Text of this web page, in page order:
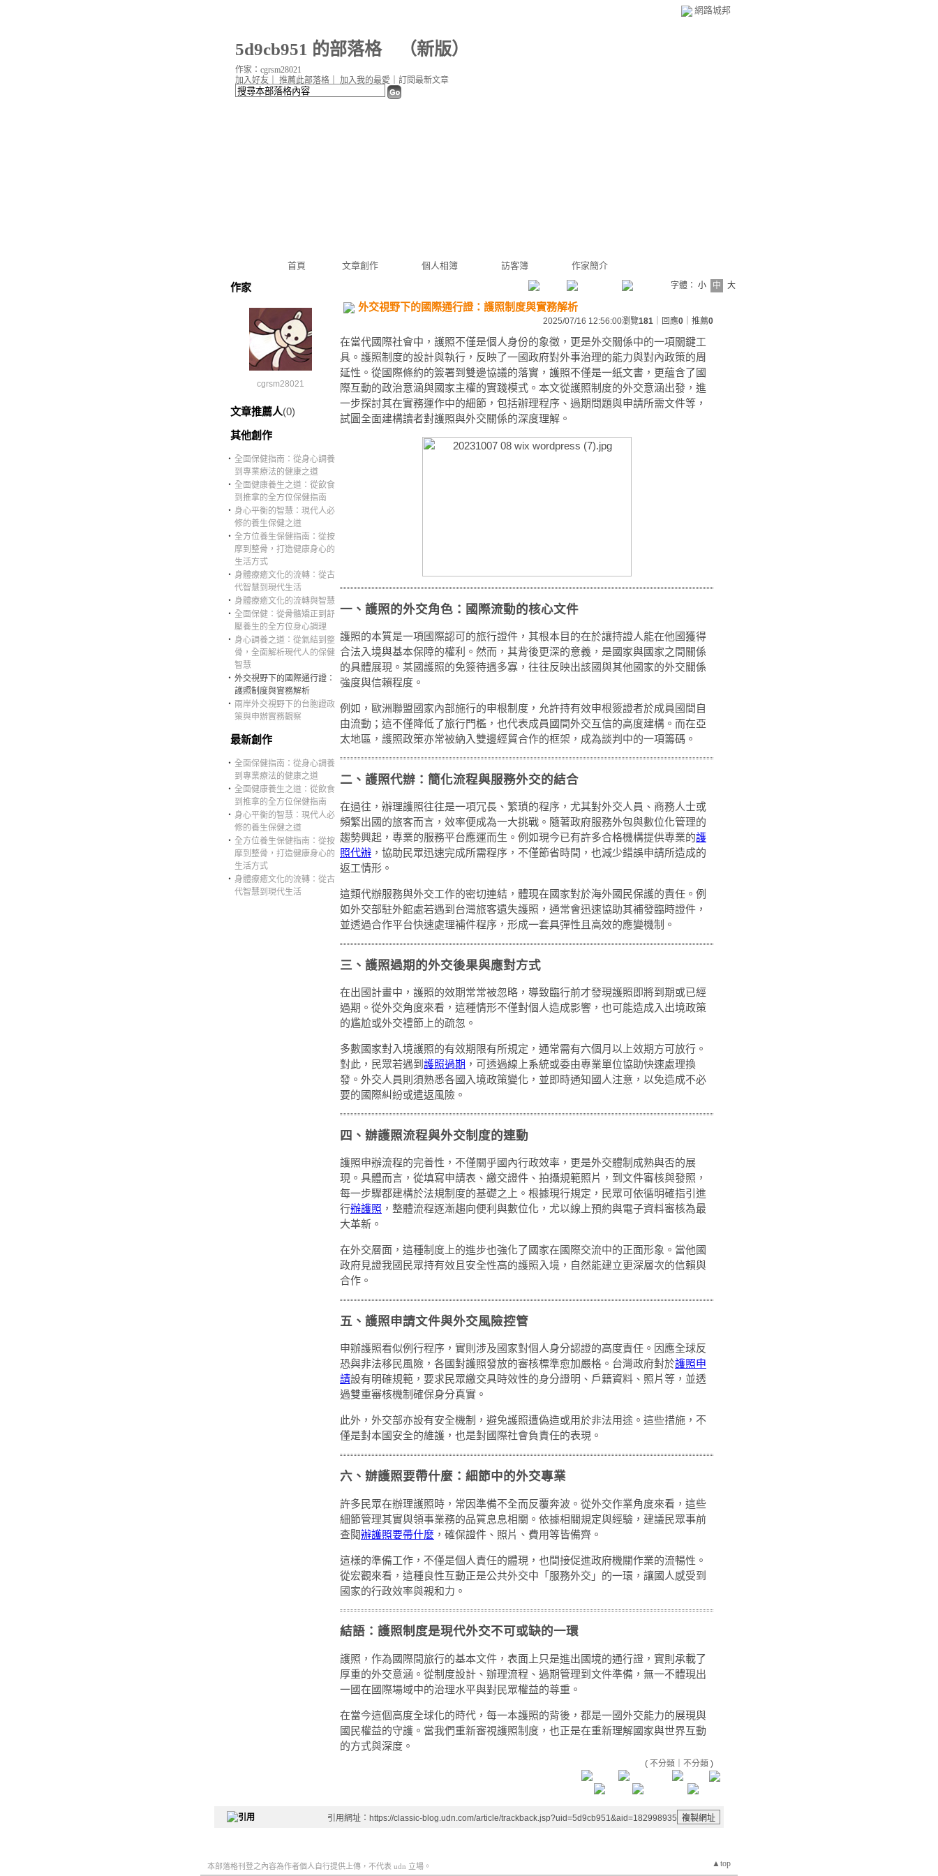
網路城邦
5d9cb951 的部落格（新版）
首頁 文章創作 個人相簿 訪客簿 作家簡介
加入好友 推薦此部落格 加入我的最愛 訂閱最新文章
作家：cgrsm28021
作家
cgrsm28021
文章推薦人(0)
其他創作
‧ 全面保健指南：從身心調養
到專業療法的健康之道
‧ 全面健康養生之道：從飲食
到推拿的全方位保健指南
‧ 身心平衡的智慧：現代人必
修的養生保健之道
‧ 全方位養生保健指南：從按
摩到整骨，打造健康身心的
生活方式
‧ 身體療癒文化的流轉：從古
代智慧到現代生活
‧ 身體療癒文化的流轉與智慧
‧ 全面保健：從骨骼矯正到舒
壓養生的全方位身心調理
‧ 身心調養之道：從氣結到整
骨，全面解析現代人的保健
智慧
‧ 外交視野下的國際通行證：
護照制度與實務解析
‧ 兩岸外交視野下的台胞證政
策與申辦實務觀察
最新創作
‧ 全面保健指南：從身心調養
到專業療法的健康之道
‧ 全面健康養生之道：從飲食
到推拿的全方位保健指南
‧ 身心平衡的智慧：現代人必
修的養生保健之道
‧ 全方位養生保健指南：從按
摩到整骨，打造健康身心的
生活方式
‧ 身體療癒文化的流轉：從古
代智慧到現代生活
字體： 小 中 大
外交視野下的國際通行證：護照制度與實務解析
2025/07/16 12:56:00瀏覽181 ｜回應0 ｜推薦0
在當代國際社會中，護照不僅是個人身份的象徵，更是外交關係中的一項關鍵工
具。護照制度的設計與執行，反映了一國政府對外事治理的能力與對內政策的周
延性。從國際條約的簽署到雙邊協議的落實，護照不僅是一紙文書，更蘊含了國
際互動的政治意涵與國家主權的實踐模式。本文從護照制度的外交意涵出發，進
一步探討其在實務運作中的細節，包括辦理程序、過期問題與申請所需文件等，
試圖全面建構讀者對護照與外交關係的深度理解。
一、護照的外交角色：國際流動的核心文件
護照的本質是一項國際認可的旅行證件，其根本目的在於讓持證人能在他國獲得
合法入境與基本保障的權利。然而，其背後更深的意義，是國家與國家之間關係
的具體展現。某國護照的免簽待遇多寡，往往反映出該國與其他國家的外交關係
強度與信賴程度。
例如，歐洲聯盟國家內部施行的申根制度，允許持有效申根簽證者於成員國間自
由流動；這不僅降低了旅行門檻，也代表成員國間外交互信的高度建構。而在亞
太地區，護照政策亦常被納入雙邊經貿合作的框架，成為談判中的一項籌碼。
二、護照代辦：簡化流程與服務外交的結合
在過往，辦理護照往往是一項冗長、繁瑣的程序，尤其對外交人員、商務人士或
頻繁出國的旅客而言，效率便成為一大挑戰。隨著政府服務外包與數位化管理的
趨勢興起，專業的服務平台應運而生。例如現今已有許多合格機構提供專業的護
照代辦 ，協助民眾迅速完成所需程序，不僅節省時間，也減少錯誤申請所造成的
返工情形。
這類代辦服務與外交工作的密切連結，體現在國家對於海外國民保護的責任。例
如外交部駐外館處若遇到台灣旅客遺失護照，通常會迅速協助其補發臨時證件，
並透過合作平台快速處理補件程序，形成一套具彈性且高效的應變機制。
三、護照過期的外交後果與應對方式
在出國計畫中，護照的效期常常被忽略，導致臨行前才發現護照即將到期或已經
過期。從外交角度來看，這種情形不僅對個人造成影響，也可能造成入出境政策
的尷尬或外交禮節上的疏忽。
多數國家對入境護照的有效期限有所規定，通常需有六個月以上效期方可放行。
對此，民眾若遇到 護照過期 ，可透過線上系統或委由專業單位協助快速處理換
發。外交人員則須熟悉各國入境政策變化，並即時通知國人注意，以免造成不必
要的國際糾紛或遣返風險。
四、辦護照流程與外交制度的連動
護照申辦流程的完善性，不僅關乎國內行政效率，更是外交體制成熟與否的展
現。具體而言，從填寫申請表、繳交證件、拍攝規範照片，到文件審核與發照，
每一步驟都建構於法規制度的基礎之上。根據現行規定，民眾可依循明確指引進
行辦護照 ，整體流程逐漸趨向便利與數位化，尤以線上預約與電子資料審核為最
大革新。
在外交層面，這種制度上的進步也強化了國家在國際交流中的正面形象。當他國
政府見證我國民眾持有效且安全性高的護照入境，自然能建立更深層次的信賴與
合作。
五、護照申請文件與外交風險控管
申辦護照看似例行程序，實則涉及國家對個人身分認證的高度責任。因應全球反
恐與非法移民風險，各國對護照發放的審核標準愈加嚴格。台灣政府對於護照申
請設有明確規範，要求民眾繳交具時效性的身分證明、戶籍資料、照片等，並透
過雙重審核機制確保身分真實。
此外，外交部亦設有安全機制，避免護照遭偽造或用於非法用途。這些措施，不
僅是對本國安全的維護，也是對國際社會負責任的表現。
六、辦護照要帶什麼：細節中的外交專業
許多民眾在辦理護照時，常因準備不全而反覆奔波。從外交作業角度來看，這些
細節管理其實與領事業務的品質息息相關。依據相關規定與經驗，建議民眾事前
查閱辦護照要帶什麼 ，確保證件、照片、費用等皆備齊。
這樣的準備工作，不僅是個人責任的體現，也間接促進政府機關作業的流暢性。
從宏觀來看，這種良性互動正是公共外交中「服務外交」的一環，讓國人感受到
國家的行政效率與親和力。
結語：護照制度是現代外交不可或缺的一環
護照，作為國際間旅行的基本文件，表面上只是進出國境的通行證，實則承載了
厚重的外交意涵。從制度設計、辦理流程、過期管理到文件準備，無一不體現出
一國在國際場域中的治理水平與對民眾權益的尊重。
在當今這個高度全球化的時代，每一本護照的背後，都是一國外交能力的展現與
國民權益的守護。當我們重新審視護照制度，也正是在重新理解國家與世界互動
的方式與深度。
( 不分類 不分類 )
引用網址：https://classic-blog.udn.com/article/trackback.jsp?uid=5d9cb951&aid=182998935
▲top
本部落格刊登之內容為作者個人自行提供上傳，不代表 udn 立場。